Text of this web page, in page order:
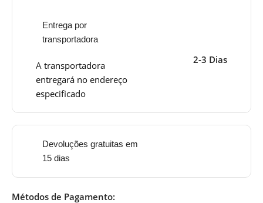
Entrega por
transportadora
A transportadora
entregará no endereço
especificado
2-3 Dias
Devoluções gratuitas em
15 dias
Métodos de Pagamento: